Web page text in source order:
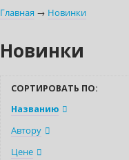
Главная → Новинки
Новинки
СОРТИРОВАТЬ ПО:
Названию
Автору
Цене